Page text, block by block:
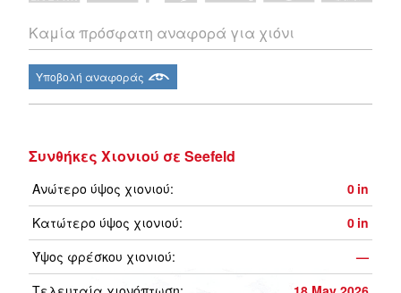
Καμία πρόσφατη αναφορά για χιόνι
Υποβολή αναφοράς
Συνθήκες Χιονιού σε Seefeld
Ανώτερο ύψος χιονιού: 0 in
Κατώτερο ύψος χιονιού:
0 in
Ύψος φρέσκου χιονιού:
—